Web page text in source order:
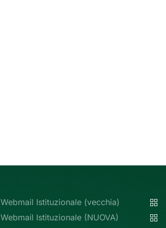
Webmail Istituzionale (vecchia)
Webmail Istituzionale (NUOVA)